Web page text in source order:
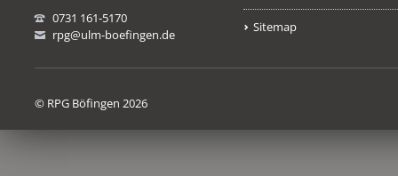
0731 161-5170
rpg@ulm-boefingen.de
Sitemap
© RPG Böfingen 2026